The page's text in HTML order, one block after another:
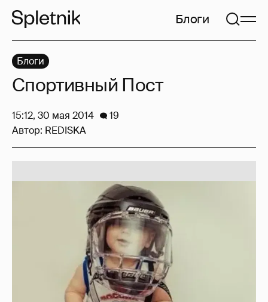
Блоги
Блоги
Спортивный Пост
15:12, 30 мая 2014
19
Автор: REDISKA